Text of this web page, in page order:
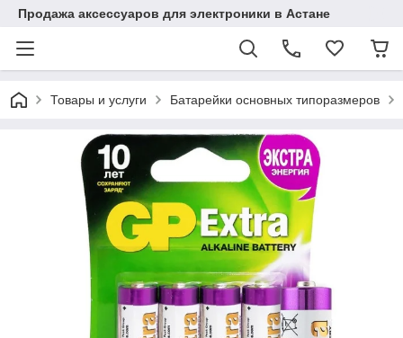
Продажа аксессуаров для электроники в Астане
Товары и услуги Батарейки основных типоразмеров